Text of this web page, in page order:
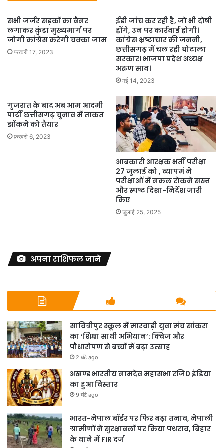
सभी जर्जर सड़कों का बैनर
लगाकर कुंडा मुख्यमार्ग पर
जोगी कांग्रेस करेगी चक्का जाम
फ़रवरी 17, 2023
ईडी जांच कर रही है, जो भी दोषी
होंगे, उन पर कार्रवाई होगी।
कांग्रेस भ्रष्टाचार की जननी,
छत्तीसगढ़ में चल रही घोटाला
सरकार। भाजपा प्रदेश अध्यक्ष
अरुण साव।
मई 14, 2023
गुजरात के बाद अब आम आदमी
पार्टी छत्तीसगढ़ चुनाव में ताकत
झोंकने को तैयार
फ़रवरी 6, 2023
आबकारी आरक्षक भर्ती परीक्षा
27 जुलाई को , व्यापमं ने
परीक्षाओं में नकल रोकने सख्त
और स्पष्ट दिशा-निर्देश जारी
किए
जुलाई 25, 2025
अपना राशिफल जाने
सावित्रीपुर स्कूल में मारवाड़ी युवा मंच सांकरा
का ‘शिक्षा साथी अभियान’: क्विज और
पौधारोपण से बच्चों में बढ़ा उत्साह
2 घंटे ago
अखण्ड भारतीय नामदेव महासभा रजि0 इंडिया
का हुआ विस्तार
9 घंटे ago
भारत-नेपाल बॉर्डर पर फिर बढ़ा तनाव, नेपाली
ग्रामीणों ने सुरक्षाबलों पर किया पथराव, बिहार
के थाने में FIR दर्ज